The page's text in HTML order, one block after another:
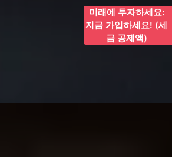
미래에 투자하세요:
지금 가입하세요! (세
금 공제액)